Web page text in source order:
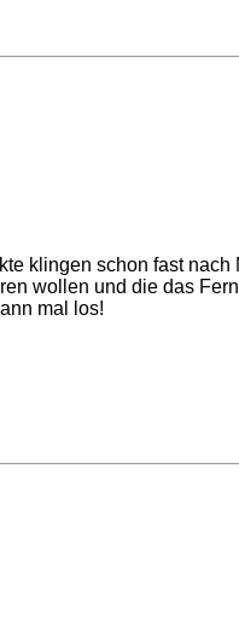
klingen schon fast
wollen und die das
mal los!